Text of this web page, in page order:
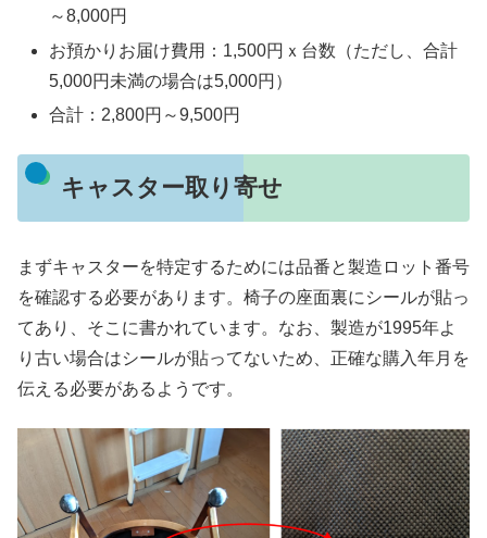
～8,000円
お預かりお届け費用：1,500円ｘ台数（ただし、合計
5,000円未満の場合は5,000円）
合計：2,800円～9,500円
キャスター取り寄せ
まずキャスターを特定するためには品番と製造ロット番号
を確認する必要があります。椅子の座面裏にシールが貼っ
てあり、そこに書かれています。なお、製造が1995年よ
り古い場合はシールが貼ってないため、正確な購入年月を
伝える必要があるようです。